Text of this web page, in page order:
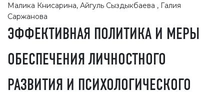
Малика Книсарина, Айгуль Сыздыкбаева , Галия
Саржанова
ЭФФЕКТИВНАЯ ПОЛИТИКА И МЕРЫ
ОБЕСПЕЧЕНИЯ ЛИЧНОСТНОГО
РАЗВИТИЯ И ПСИХОЛОГИЧЕСКОГО